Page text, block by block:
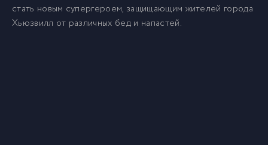
стать новым супергероем, защищающим жителей города
Хьюзвилл от различных бед и напастей.